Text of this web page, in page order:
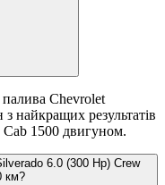
Chevrolet
найкращих результатів
Cab 1500 двигуном.
6.0 (300 Hp) Crew
км?